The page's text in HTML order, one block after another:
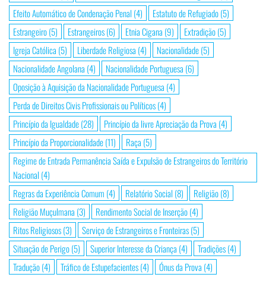
Efeito Automático de Condenação Penal (4) Estatuto de Refugiado(5)
Estrangeiro(5) Estrangeiros(6) Etnia Cigana (9) Extradição(5)
Igreja Católica (5) Liberdade Religiosa (4) Nacionalidade(5)
Nacionalidade Angolana (4) Nacionalidade Portuguesa (6)
Oposição à Aquisição da Nacionalidade Portuguesa (4)
Perda de Direitos Civis Profissionais ou Políticos(4)
Princípio da Igualdade(28) Princípio da livre Apreciação da Prova (4)
Princípio da Proporcionalidade(11) Raça (5)
Regime de Entrada Permanência Saída e Expulsão de Estrangeiros do Território
Nacional (4)
Regras da Experiência Comum (4) Relatório Social (8) Religião(8)
Religião Muçulmana (3) Rendimento Social de Inserção(4)
Ritos Religiosos(3) Serviço de Estrangeiros e Fronteiras(5)
Situação de Perigo(5) Superior Interesse da Criança (4) Tradições(4)
Tradução(4) Tráfico de Estupefacientes(4) Ónus da Prova (4)